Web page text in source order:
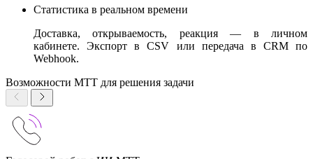
Статистика в реальном времени
Доставка, открываемость, реакция — в личном
кабинете. Экспорт в CSV или передача в CRM по
Webhook.
Возможности МТТ для решения задачи